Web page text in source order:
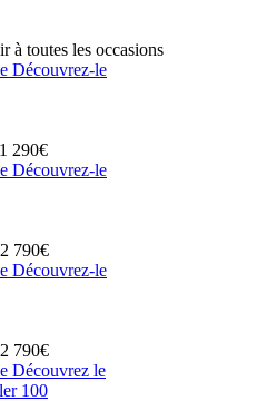
à toutes les occasions
Découvrez-le
290€
Découvrez-le
790€
Découvrez-le
790€
Découvrez le
100